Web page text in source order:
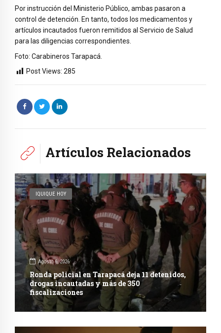
Por instrucción del Ministerio Público, ambas pasaron a
control de detención. En tanto, todos los medicamentos y
artículos incautados fueron remitidos al Servicio de Salud
para las diligencias correspondientes.
Foto: Carabineros Tarapacá.
Post Views: 285
Artículos Relacionados
IQUIQUE HOY
Agosto 6, 2026
Ronda policial en Tarapacá deja 11 detenidos,
drogas incautadas y más de 350
fiscalizaciones